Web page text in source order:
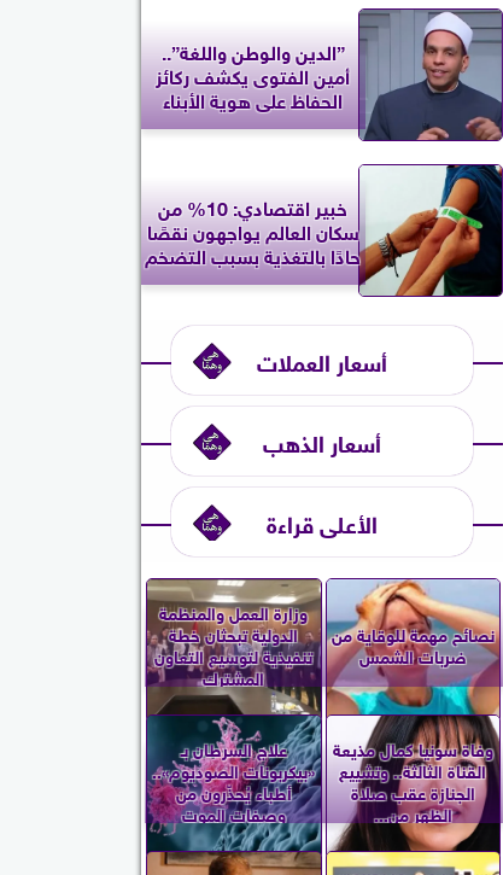
”الدين والوطن واللغة”..
أمين الفتوى يكشف ركائز
الحفاظ على هوية الأبناء
خبير اقتصادي: 10% من
سكان العالم يواجهون نقصًا
حادًا بالتغذية بسبب التضخم
أسعار العملات
أسعار الذهب
الأعلى قراءة
نصائح مهمة للوقاية من
ضربات الشمس
وزارة العمل والمنظمة
الدولية تبحثان خطة
تنفيذية لتوسيع التعاون
المشترك
وفاة سونيا كمال مذيعة
القناة الثالثة.. وتشييع
الجنازة عقب صلاة
الظهر من...
علاج السرطان بـ
«بيكربونات الصوديوم»..
أطباء يُحذّرون من
وصفات الموت